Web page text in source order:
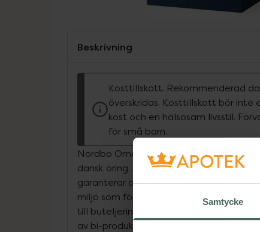
Samtycke
Beskrivning
Kosttillskott. Rekommenderad
överskridas. Kosttillskott bör inte
kost och en hälsosam livsstil.
för små barn.
Nordbo Omega-3 innehåller färsk och
dansk öring. Produkten är fullt spårbar
garanterar att den är hållbart
miljö som för djur och människor.
till buteljering enbart går 3-4 timmar.
av bi-produkter från fiskindustrin och